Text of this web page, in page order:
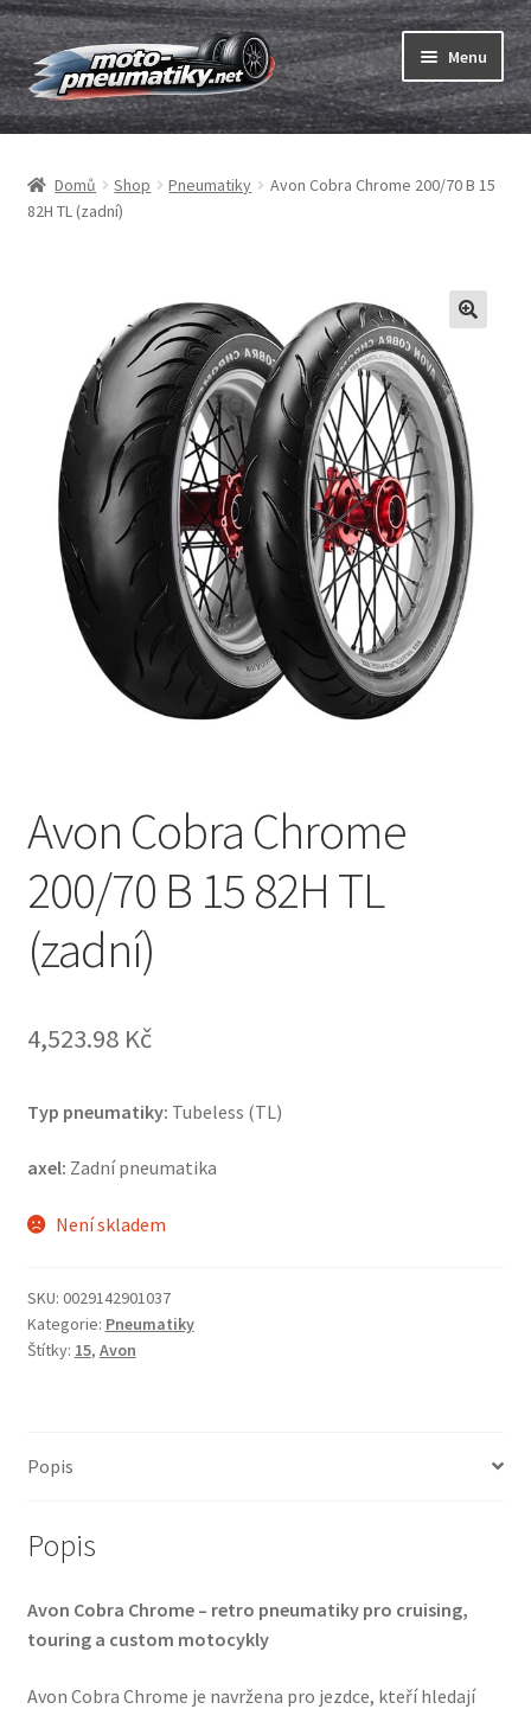
Přeskočit
na
navigaci
Přejít
k
obsahu
webu
Menu
Pneumatiky
Expand
menu
Duše & ráfkové pásky
Expand
menu
Značky
Expand
child
menu
Kontakty
Domů Shop Pneumatiky
Avon Cobra Chrome 200/70 B 15
82H TL (zadní)
Avon Cobra Chrome
200/70 B 15 82H TL
(zadní)
4,523.98 Kč
Typ pneumatiky: Tubeless (TL)
axel: Zadní pneumatika
Není skladem
SKU: 0029142901037
Kategorie: Pneumatiky
Štítky: 15, Avon
Popis
Popis
Avon Cobra Chrome – retro pneumatiky pro cruising,
touring a custom motocykly
Avon Cobra Chrome je navržena pro jezdce, kteří hledají